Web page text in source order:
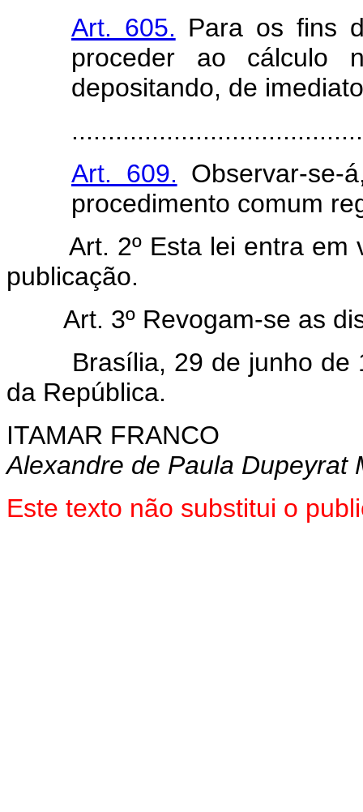
Art. 605. Para os fins
proceder ao cálculo
depositando, de
Art. 609. Observar-
procedimento comum
Art. 2º Esta lei entra
publicação.
Art. 3º Revogam-se as
Brasília, 29 de junho de
da República.
ITAMAR FRANCO
Alexandre de Paula Dupeyrat
Este texto não substitui o